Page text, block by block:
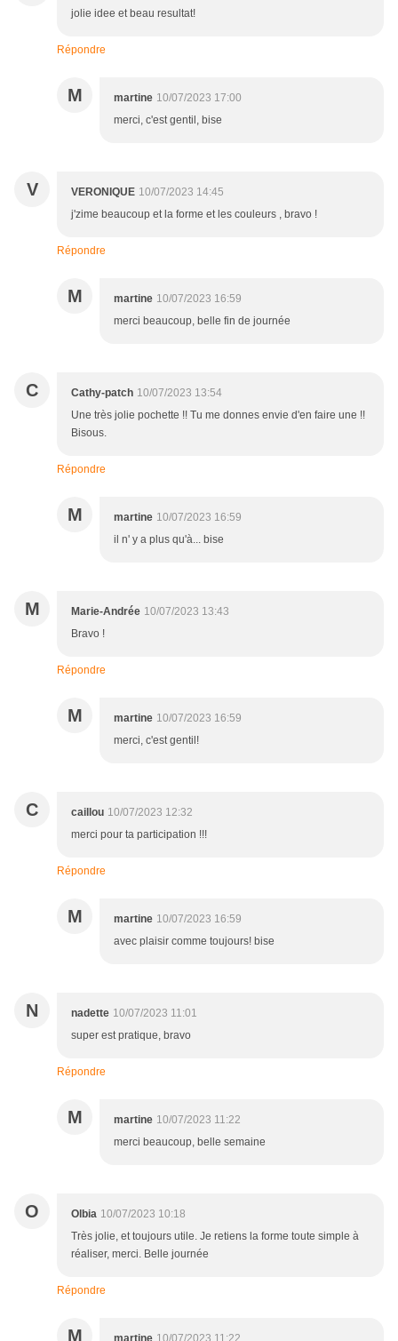
jolie idee et beau resultat!
Répondre
M martine 10/07/2023 17:00
merci, c'est gentil, bise
V VERONIQUE 10/07/2023 14:45
j'zime beaucoup et la forme et les couleurs , bravo !
Répondre
M martine 10/07/2023 16:59
merci beaucoup, belle fin de journée
C Cathy-patch 10/07/2023 13:54
Une très jolie pochette !! Tu me donnes envie d'en faire une !!
Bisous.
Répondre
M martine 10/07/2023 16:59
il n' y a plus qu'à... bise
M Marie-Andrée 10/07/2023 13:43
Bravo !
Répondre
M martine 10/07/2023 16:59
merci, c'est gentil!
C caillou 10/07/2023 12:32
merci pour ta participation !!!
Répondre
M martine 10/07/2023 16:59
avec plaisir comme toujours! bise
N nadette 10/07/2023 11:01
super est pratique, bravo
Répondre
M martine 10/07/2023 11:22
merci beaucoup, belle semaine
O Olbia 10/07/2023 10:18
Très jolie, et toujours utile. Je retiens la forme toute simple à
réaliser, merci. Belle journée
Répondre
M martine 10/07/2023 11:22